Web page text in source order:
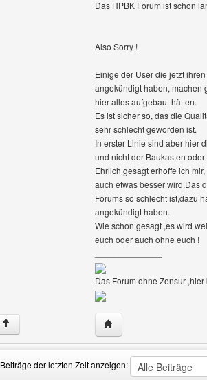
Das HPBK Forum ist schon
Also Sorry !
Einige der User die jetzt
angekündigt haben, machen
hier alles aufgebaut hätten.
Es ist sicher so, das die
sehr schlecht geworden ist.
In erster Linie sind aber hier
und nicht der Baukasten
Ehrlich gesagt erhoffe ich
auch etwas besser wird.Das
Forums so schlecht ist,dazu
angekündigt haben.
Wie schon gesagt ,es wird
euch oder auch ohne euch !
Das Forum ohne Zensur
↑ Website dieses
Beiträge der letzten Zeit anzeigen: